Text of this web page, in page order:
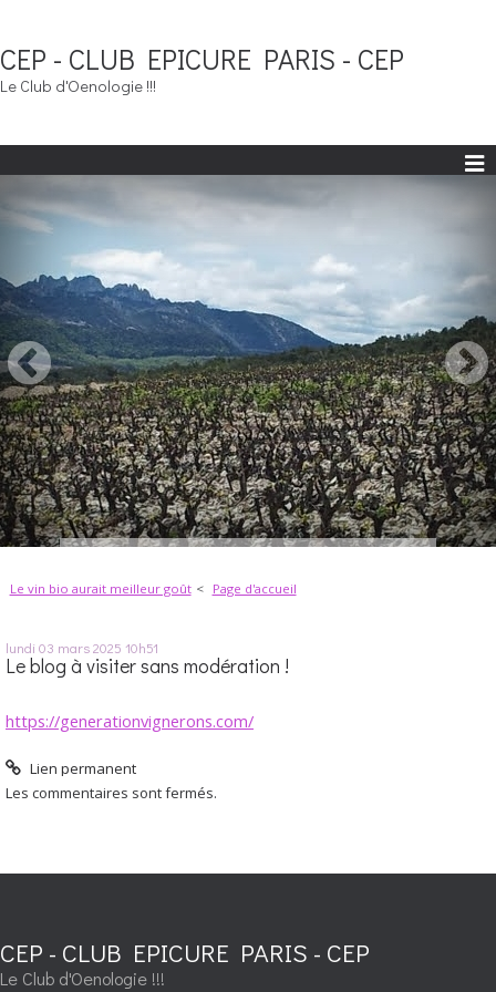
CEP - CLUB EPICURE PARIS - CEP
Le Club d'Oenologie !!!
Le vin bio aurait meilleur goût Page d'accueil
lundi 03 mars 2025 10h51
Le blog à visiter sans modération !
https://generationvignerons.com/
Lien permanent
Les commentaires sont fermés.
CEP - CLUB EPICURE PARIS - CEP
Le Club d'Oenologie !!!